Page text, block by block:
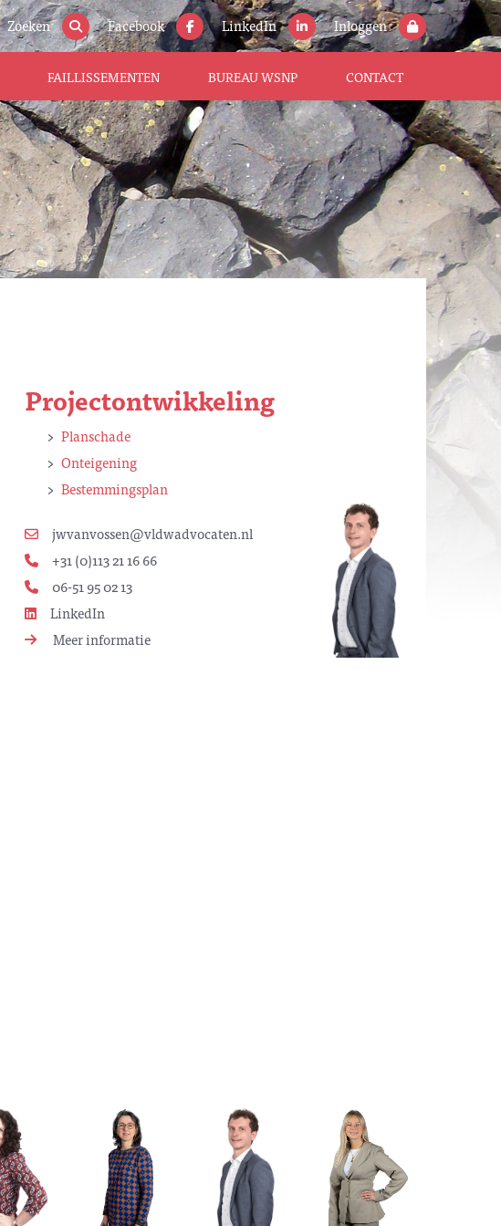
Zoeken Facebook LinkedIn Inloggen
FAILLISSEMENTEN BUREAU WSNP CONTACT
Projectontwikkeling
Planschade
Onteigening
Bestemmingsplan
jwvanvossen@vldwadvocaten.nl
+31 (0)113 21 16 66
06-51 95 02 13
LinkedIn
Meer informatie